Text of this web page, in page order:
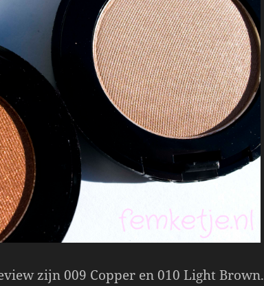
zijn 009 Copper en 010 Light Brown.